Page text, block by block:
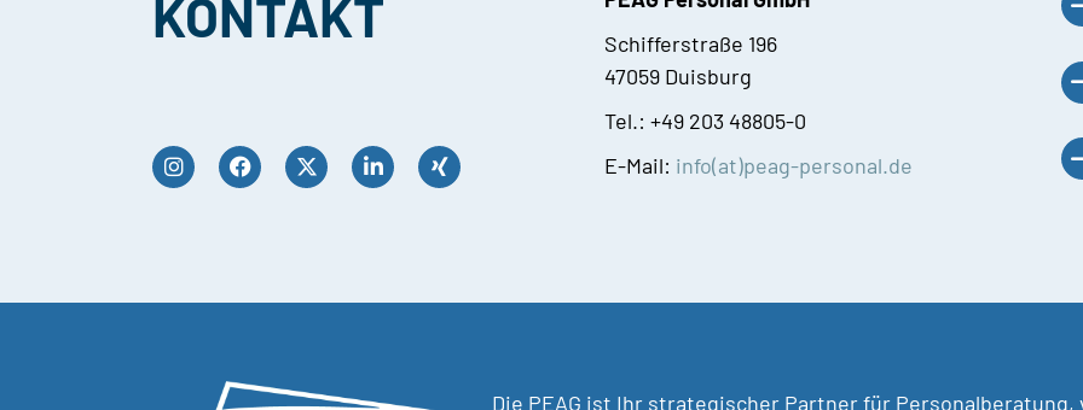
KONTAKT
Schifferstraße 196
47059 Duisburg
Tel.: +49 203 48805-0
E-Mail: info(at)peag-personal.de
Die PEAG ist Ihr strategischer Partner für